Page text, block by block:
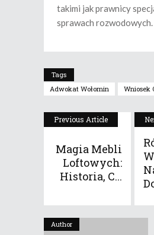
takimi jak prawnicy
sprawach rozwodowych.
Tags
Adwokat Wołomin
Wniosek
Previous Article
Magia Mebli
Loftowych:
Historia, C...
Author